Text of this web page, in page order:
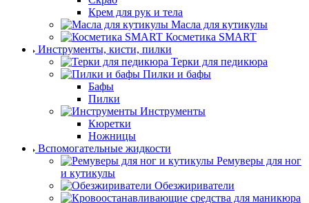
Крем для рук и тела
Масла для кутикулы
Косметика SMART
Инструменты, кисти, пилки
Терки для педикюра
Пилки и бафы
Бафы
Пилки
Инструменты
Кюретки
Ножницы
Вспомогательные жидкости
Ремуверы для ног
и кутикулы
Обезжириватели